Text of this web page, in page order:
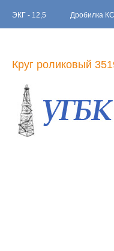
ЭКГ - 12,5 Дробилка
Круг роликовый